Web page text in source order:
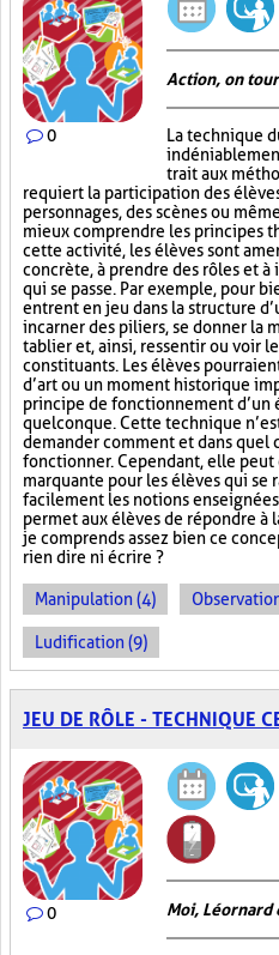
0
Action, on
La technique
trait aux
requiert la participation des
personnages, des scènes ou
mieux comprendre les principes
cette activité, les élèves sont
concrète, à prendre des rôles et
qui se passe. Par exemple, pour
entrent en jeu dans la structure
incarner des piliers, se donner la
tablier et, ainsi, ressentir ou voir
constituants. Les élèves
d’art ou un moment historique
principe de fonctionnement d’un
quelconque. Cette technique
demander comment et dans
fonctionner. Cependant, elle
marquante pour les élèves qui se
facilement les notions
permet aux élèves de répondre à
je comprends assez bien ce
rien dire ni écrire ?
Manipulation (4)
Ludification (9)
JEU DE RÔLE - TECHNIQUE
0 Moi, Léornard